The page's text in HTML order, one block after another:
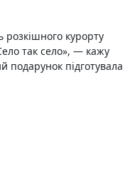
розкішного курорту
так село», — кажу
підготувала